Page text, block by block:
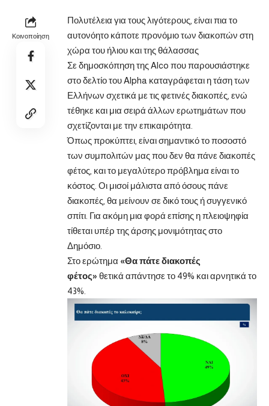
Κοινοποίηση
Πολυτέλεια για τους λιγότερους, είναι πια το
αυτονόητο κάποτε προνόμιο των διακοπών στη
χώρα του ήλιου και της θάλασσας
Σε δημοσκόπηση της Alco που παρουσιάστηκε
στο δελτίο του Alpha καταγράφεται η τάση των
Ελλήνων σχετικά με τις φετινέςδιακοπές , ενώ
τέθηκε και μια σειρά άλλων ερωτημάτων που
σχετίζονται με την επικαιρότητα.
Όπως προκύπτει, είναι σημαντικό το ποσοστό
των συμπολιτών μας που δεν θα πάνε διακοπές
φέτος, και το μεγαλύτερο πρόβλημα είναι το
κόστος. Οι μισοί μάλιστα από όσους πάνε
διακοπές, θα μείνουν σε δικό τους ή συγγενικό
σπίτι. Για ακόμη μια φορά επίσης η πλειοψηφία
τίθεται υπέρ της άρσης μονιμότητας στο
Δημόσιο.
Στο ερώτημα «Θα πάτε διακοπές
φέτος» θετικά απάντησε το 49% και αρνητικά το
43%.